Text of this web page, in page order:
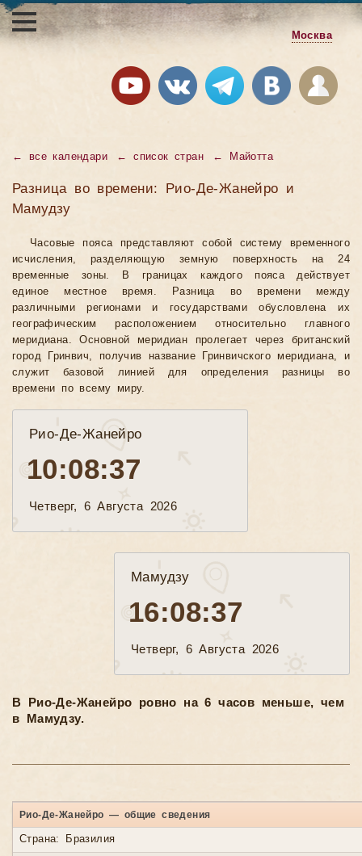
Москва
← все календари ←список стран ← Майотта
Разница во времени: Рио-Де-Жанейро и
Мамудзу
Часовые пояса представляют собой систему временного
исчисления, разделяющую земную поверхность на 24
временные зоны. В границах каждого пояса действует
единое местное время. Разница во времени между
различными регионами и государствами обусловлена их
географическим расположением относительно главного
меридиана. Основной меридиан пролегает через британский
город Гринвич, получив название Гринвичского меридиана, и
служит базовой линией для определения разницы во
времени по всему миру.
Рио-Де-Жанейро
10:08:39
Четверг, 6 Августа 2026
Мамудзу
16:08:39
Четверг, 6 Августа 2026
В Рио-Де-Жанейро ровно на 6 часов меньше, чем
в Мамудзу.
Рио-Де-Жанейро — общие сведения
Страна: Бразилия